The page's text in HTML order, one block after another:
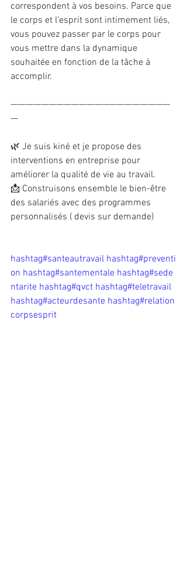
correspondent à vos besoins. Parce que
le corps et l’esprit sont intimement liés,
vous pouvez passer par le corps pour
vous mettre dans la dynamique
souhaitée en fonction de la tâche à
accomplir.
—————————————————————
—
🌿 Je suis kiné et je propose des
interventions en entreprise pour
améliorer la qualité de vie au travail.
📩 Construisons ensemble le bien-être
des salariés avec des programmes
personnalisés ( devis sur demande)
hashtag#santeautravail hashtag#preventi
on hashtag#santementale hashtag#sede
ntarite hashtag#qvct hashtag#teletravail
hashtag#acteurdesante hashtag#relation
corpsesprit